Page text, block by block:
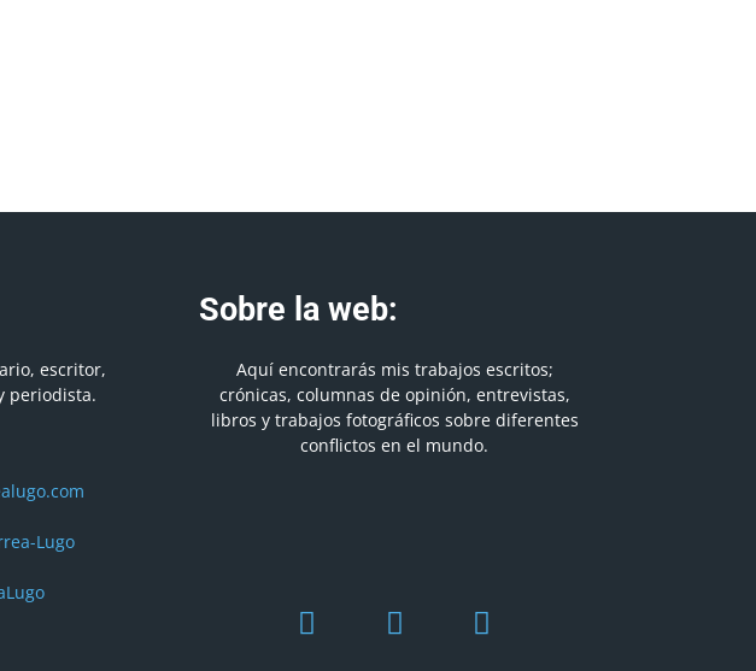
escritor,
periodista.
Lugo
Sobre la web:
Aquí encontrarás mis trabajos escritos;
crónicas, columnas de opinión, entrevistas,
libros y trabajos fotográficos sobre diferentes
conflictos en el mundo.